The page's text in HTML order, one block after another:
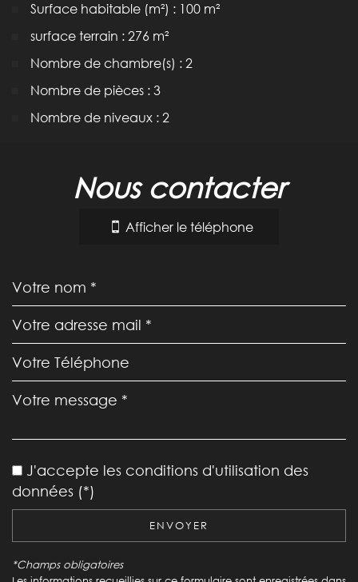
Surface habitable (m²) : 100 m²
surface terrain : 276 m²
Nombre de chambre(s) : 2
Nombre de pièces : 3
Nombre de niveaux : 2
École maternelle
Mairie
statistiques
Nombre d'habitants
nous contacter
Afficher le téléphone
J'accepte les conditions d'utilisation des
données (*)
ENVOYER
*Champs obligatoires